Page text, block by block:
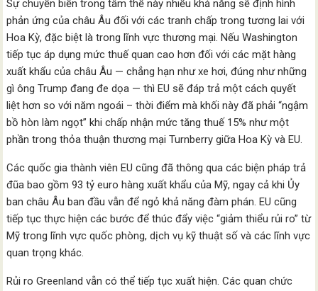
Sự chuyển biến trong tâm thế này nhiều khả năng sẽ định hình
phản ứng của châu Âu đối với các tranh chấp trong tương lai với
Hoa Kỳ, đặc biệt là trong lĩnh vực thương mại. Nếu Washington
tiếp tục áp dụng mức thuế quan cao hơn đối với các mặt hàng
xuất khẩu của châu Âu — chẳng hạn như xe hơi, đúng như những
gì ông Trump đang đe dọa — thì EU sẽ đáp trả một cách quyết
liệt hơn so với năm ngoái – thời điểm mà khối này đã phải “ngậm
bồ hòn làm ngọt” khi chấp nhận mức tăng thuế 15% như một
phần trong thỏa thuận thương mại Turnberry giữa Hoa Kỳ và EU.
Các quốc gia thành viên EU cũng đã thông qua các biện pháp trả
đũa bao gồm 93 tỷ euro hàng xuất khẩu của Mỹ, ngay cả khi Ủy
ban châu Âu ban đầu vẫn để ngỏ khả năng đàm phán. EU cũng
tiếp tục thực hiện các bước để thúc đẩy việc “giảm thiểu rủi ro” từ
Mỹ trong lĩnh vực quốc phòng, dịch vụ kỹ thuật số và các lĩnh vực
quan trọng khác.
Rủi ro Greenland vẫn có thể tiếp tục xuất hiện. Các quan chức